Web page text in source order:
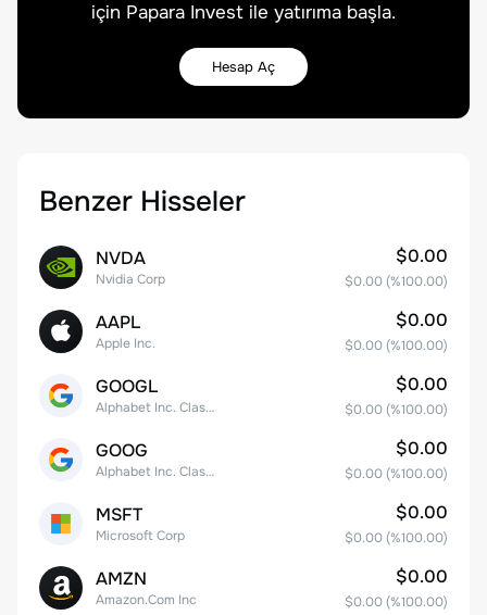
için Papara Invest ile yatırıma başla.
Hesap Aç
Benzer Hisseler
NVDA
Nvidia Corp
$0.00
$0.00 (%100.00)
AAPL
Apple Inc.
$0.00
$0.00 (%100.00)
GOOGL
Alphabet Inc. Class A Common Stock
$0.00
$0.00 (%100.00)
GOOG
Alphabet Inc. Class C Capital Stock
$0.00
$0.00 (%100.00)
MSFT
Microsoft Corp
$0.00
$0.00 (%100.00)
AMZN
Amazon.Com Inc
$0.00
$0.00 (%100.00)